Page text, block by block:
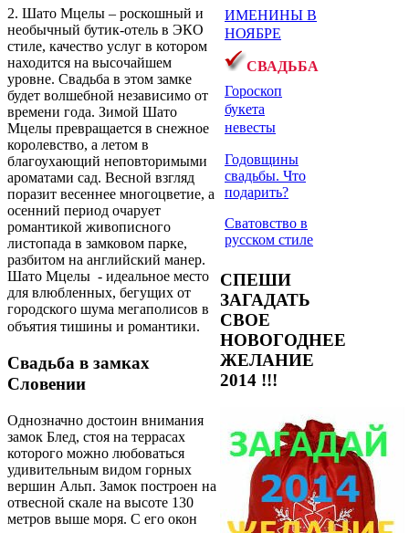
2. Шато Мцелы – роскошный и
необычный бутик-отель в ЭКО
стиле, качество услуг в котором
находится на высочайшем
уровне. Свадьба в этом замке
будет волшебной независимо от
времени года. Зимой Шато
Мцелы превращается в снежное
королевство, а летом в
благоухающий неповторимыми
ароматами сад. Весной взгляд
поразит весеннее многоцветие, а
осенний период очарует
романтикой живописного
листопада в замковом парке,
разбитом на английский манер.
Шато Мцелы - идеальное место
для влюбленных, бегущих от
городского шума мегаполисов в
объятия тишины и романтики.
Свадьба в замках
Словении
Однозначно достоин внимания
замок Блед, стоя на террасах
которого можно любоваться
удивительным видом горных
вершин Альп. Замок построен на
отвесной скале на высоте 130
метров выше моря. С его окон
ИМЕНИНЫ В
НОЯБРЕ
СВАДЬБА
Гороскоп
букета
невесты
Годовщины
свадьбы. Что
подарить?
Сватовство в
русском стиле
СПЕШИ
ЗАГАДАТЬ
СВОЕ
НОВОГОДНЕЕ
ЖЕЛАНИЕ
2014 !!!